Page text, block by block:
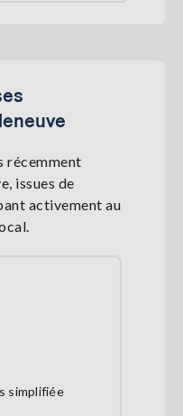
récemment
issues de
activement au
simplifiée